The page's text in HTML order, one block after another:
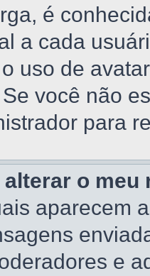
é
a cada
uso de
você não
para
o meu
aparecem
e